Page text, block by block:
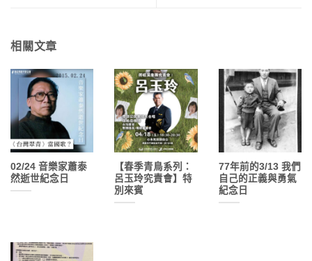
相關文章
02/24 音樂家蕭泰
然逝世紀念日
【春季青鳥系列：
呂玉玲究責會】特
別來賓
77年前的3/13 我們
自己的正義與勇氣
紀念日